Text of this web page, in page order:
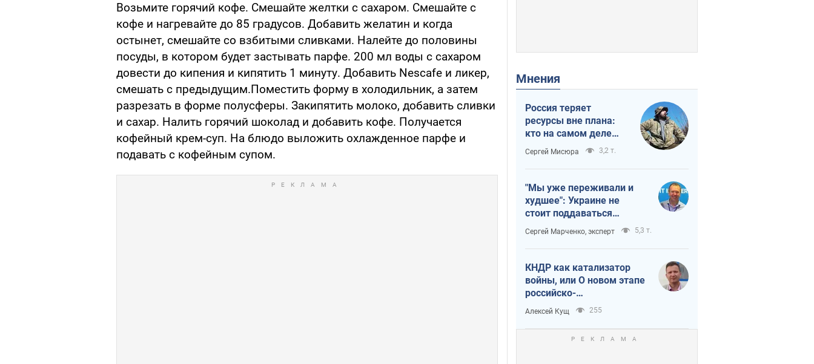
Возьмите горячий кофе. Смешайте желтки с сахаром. Смешайте с
кофе и нагревайте до 85 градусов. Добавить желатин и когда
остынет, смешайте со взбитыми сливками. Налейте до половины
посуды, в котором будет застывать парфе. 200 мл воды с сахаром
довести до кипения и кипятить 1 минуту. Добавить Nescafe и ликер,
смешать с предыдущим.Поместить форму в холодильник, а затем
разрезать в форме полусферы. Закипятить молоко, добавить сливки
и сахар. Налить горячий шоколад и добавить кофе. Получается
кофейный крем-суп. На блюдо выложить охлажденное парфе и
подавать с кофейным супом.
Мнения
Россия теряет
ресурсы вне плана:
кто на самом деле
диктует темп войны
Сергей Мисюра 3,2 т.
"Мы уже переживали и
худшее": Украине не
стоит поддаваться
отчаянию из-за
ракетного террора
Сергей Марченко, эксперт 5,3 т.
КНДР как катализатор
войны, или О новом этапе
российско-
северокорейского союза
Алексей Кущ 255